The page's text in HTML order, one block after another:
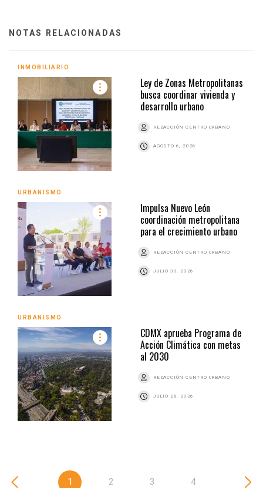
NOTAS RELACIONADAS
INMOBILIARIO
Ley de Zonas Metropolitanas
busca coordinar vivienda y
desarrollo urbano
REDACCIÓN CENTRO URBANO
AGOSTO 6, 2026
URBANISMO
Impulsa Nuevo León
coordinación metropolitana
para el crecimiento urbano
REDACCIÓN CENTRO URBANO
JULIO 30, 2026
URBANISMO
CDMX aprueba Programa de
Acción Climática con metas
al 2030
REDACCIÓN CENTRO URBANO
JULIO 28, 2026
1 2 3 4